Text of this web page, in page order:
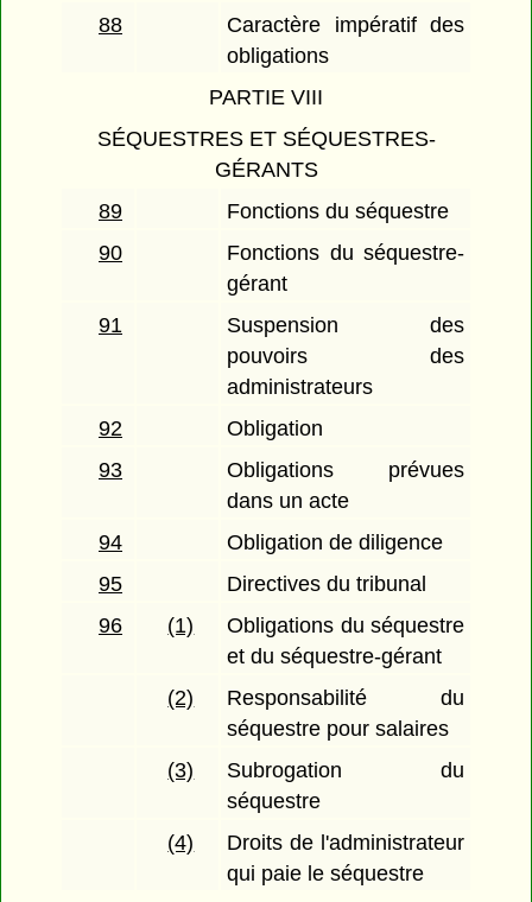
88
Caractère impératif des
obligations
PARTIE VIII
SÉQUESTRES ET SÉQUESTRES-
GÉRANTS
89
Fonctions du séquestre
90
Fonctions du séquestre-
gérant
91
Suspension des
pouvoirs des
administrateurs
92
Obligation
93
Obligations prévues
dans un acte
94
Obligation de diligence
95
Directives du tribunal
96
(1)
Obligations du séquestre
et du séquestre-gérant
(2)
Responsabilité du
séquestre pour salaires
(3)
Subrogation du
séquestre
(4)
Droits de l'administrateur
qui paie le séquestre